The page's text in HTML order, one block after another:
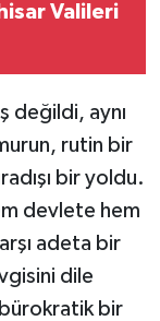
Valileri
değildi, aynı
rutin bir
bir yoldu.
devlete hem
adeta bir
dile
bir